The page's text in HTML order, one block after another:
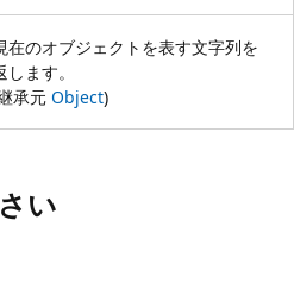
在のオブジェクトを表す文字列を
します。
承元 Object)
い